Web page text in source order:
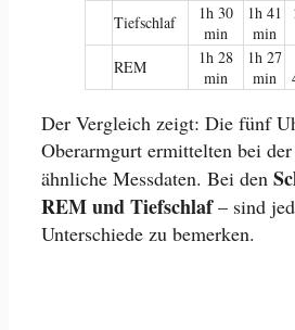
Tiefschlaf
1h 30
min
1h 41
min
REM
1h 28
min
1h 27
min
Der Vergleich zeigt: Die fünf
Oberarmgurt ermittelten bei der
ähnliche Messdaten. Bei den
REM und Tiefschlaf– sind
Unterschiede zu bemerken.